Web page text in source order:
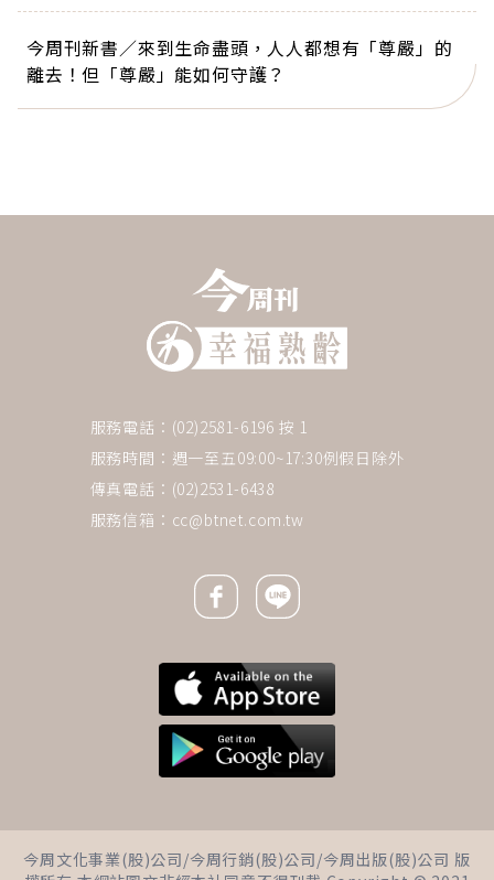
下一則 ＋
母親一過世，弟弟竟因遺產撂人
今周刊新書／來到生命盡頭，人人都想有「尊嚴」的
離去！但「尊嚴」能如何守護？
服務電話：(02)2581-6196 按 1
服務時間：週一至五09:00~17:30例假日除外
傳真電話：(02)2531-6438
服務信箱： cc@btnet.com.tw
Facebook icon
Line icon
今周文化事業(股)公司/今周行銷(股)公司/今周出版(股)公司 版